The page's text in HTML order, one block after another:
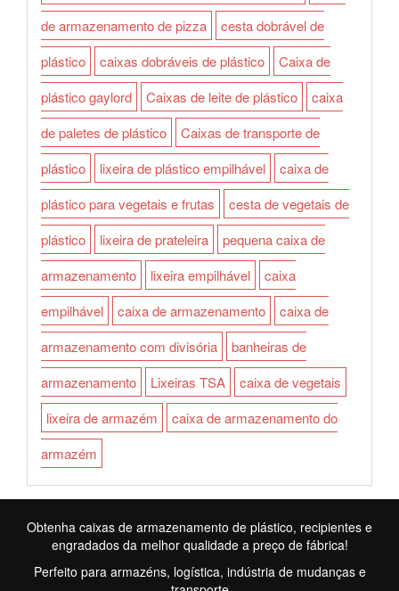
de armazenamento de pizza
cesta dobrável de
plástico
caixas dobráveis de plástico
Caixa de
plástico gaylord
Caixas de leite de plástico
caixa
de paletes de plástico
Caixas de transporte de
plástico
lixeira de plástico empilhável
caixa de
plástico para vegetais e frutas
cesta de vegetais de
plástico
lixeira de prateleira
pequena caixa de
armazenamento
lixeira empilhável
caixa
empilhável
caixa de armazenamento
caixa de
armazenamento com divisória
banheiras de
armazenamento
Lixeiras TSA
caixa de vegetais
lixeira de armazém
caixa de armazenamento do
armazém
Obtenha caixas de armazenamento de plástico, recipientes e
engradados da melhor qualidade a preço de fábrica!
Perfeito para armazéns, logística, indústria de mudanças e